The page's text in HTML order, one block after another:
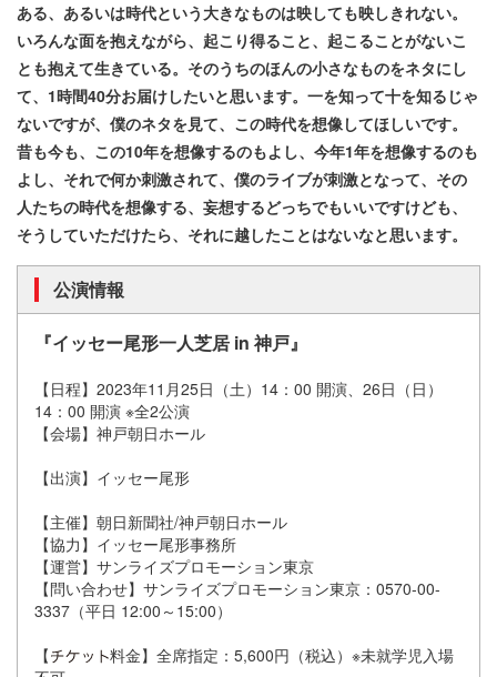
ある、あるいは時代という大きなものは映しても映しきれない。
いろんな面を抱えながら、起こり得ること、起こることがないこ
とも抱えて生きている。そのうちのほんの小さなものをネタにし
て、1時間40分お届けしたいと思います。一を知って十を知るじゃ
ないですが、僕のネタを見て、この時代を想像してほしいです。
昔も今も、この10年を想像するのもよし、今年1年を想像するのも
よし、それで何か刺激されて、僕のライブが刺激となって、その
人たちの時代を想像する、妄想するどっちでもいいですけども、
そうしていただけたら、それに越したことはないなと思います。
公演情報
『イッセー尾形一人芝居 in 神戸』
【日程】2023年11月25日（土）14：00 開演、26日（日）
14：00 開演 ※全2公演
【会場】神戸朝日ホール
【出演】イッセー尾形
【主催】朝日新聞社/神戸朝日ホール
【協力】イッセー尾形事務所
【運営】サンライズプロモーション東京
【問い合わせ】サンライズプロモーション東京：0570-00-
3337（平日 12:00～15:00）
【
料金】全席指定：5,600円（税込）※未就学児入場